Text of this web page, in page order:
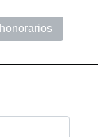
Contratos de honorarios